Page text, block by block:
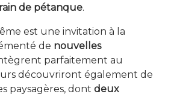
de pétanque.
est une invitation à la
de nouvelles
parfaitement au
découvriront également de
paysagères, dontdeux